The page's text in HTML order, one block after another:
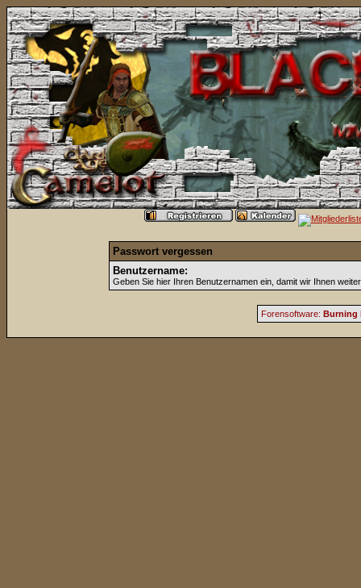
Passwort vergessen
Benutzername:
Geben Sie hier Ihren Benutzernamen ein, damit wir Ihnen
Forensoftware: Burning